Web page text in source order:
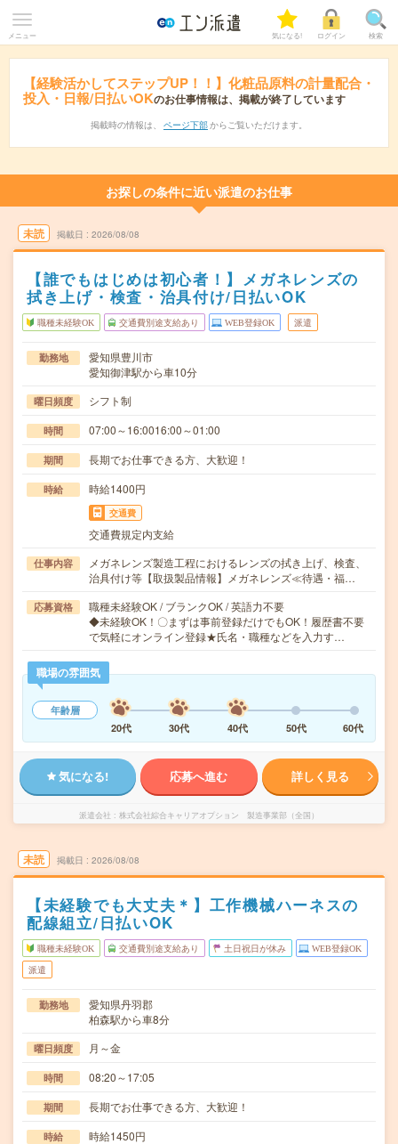
メニュー 気になる! ログイン 検索
【経験活かしてステップUP！！】化粧品原料の計量配合・
投入・日報/日払いOKのお仕事情報は、掲載が終了しています
掲載時の情報は、 ページ下部 からご覧いただけます。
お探しの条件に近い派遣のお仕事
未読 掲載日 2026/08/08
【誰でもはじめは初心者！】メガネレンズの
拭き上げ・検査・治具付け/日払いOK
職種未経験OK 交通費別途支給あり WEB登録OK 派遣
勤務地
愛知県豊川市
愛知御津駅から車10分
曜日頻度 シフト制
時間 07:00～16:0016:00～01:00
期間 長期でお仕事できる方、大歓迎！
時給 時給1400円
交通費
交通費規定内支給
仕事内容
メガネレンズ製造工程におけるレンズの拭き上げ、検査、
治具付け等【取扱製品情報】メガネレンズ≪待遇・福…
応募資格
職種未経験OK / ブランクOK / 英語力不要
◆未経験OK！〇まずは事前登録だけでもOK！履歴書不要
で気軽にオンライン登録★氏名・職種などを入力す…
職場の雰囲気
年齢層
20代
30代 40代 50代 60代
気になる! 応募へ進む 詳しく見る
派遣会社 株式会社綜合キャリアオプション 製造事業部（全国）
未読 掲載日 2026/08/08
【未経験でも大丈夫＊】工作機械ハーネスの
配線組立/日払いOK
職種未経験OK 交通費別途支給あり 土日祝日が休み WEB登録OK
派遣
勤務地
愛知県丹羽郡
柏森駅から車8分
曜日頻度 月～金
時間 08:20～17:05
期間 長期でお仕事できる方、大歓迎！
時給 時給1450円